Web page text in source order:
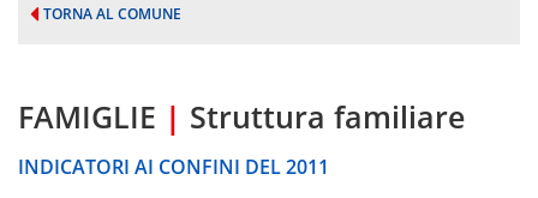
TORNA AL COMUNE
FAMIGLIE | Struttura familiare
INDICATORI AI CONFINI DEL 2011